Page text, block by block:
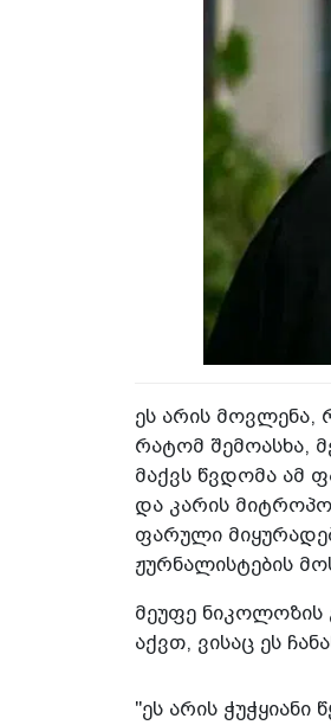
ეს არის მოვლენა,
რატომ შემოასხა,
მაქვს წვდომა ამ
და კარის
ფარული
ჟურნალისტების
მეუფე ნიკოლოზის
აქვთ, ვისაც ეს
"ეს არის